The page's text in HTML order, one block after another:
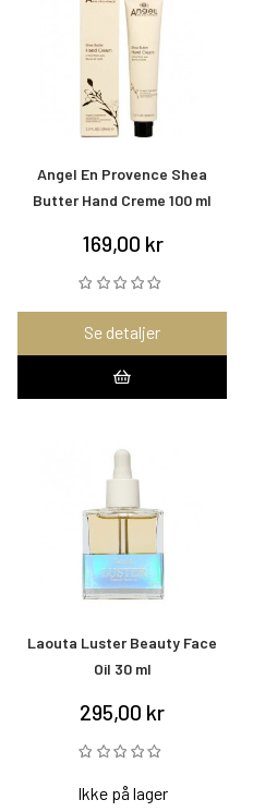
Angel En Provence Shea
Butter Hand Creme 100 ml
169,00 kr
Se detaljer
Laouta Luster Beauty Face
Oil 30 ml
295,00 kr
Ikke på lager